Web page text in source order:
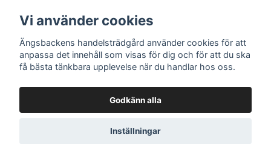
Bytes- och returpolicy
Övrigt
Sociala medier
Vi använder cookies
Ängsbackens handelsträdgård använder cookies för att
anpassa det innehåll som visas för dig och för att du ska
få bästa tänkbara upplevelse när du handlar hos oss.
Godkänn alla
Inställningar